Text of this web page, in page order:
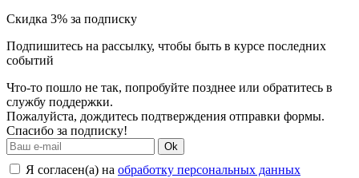
Скидка 3% за подписку
Подпишитесь на рассылку, чтобы быть в курсе последних
событий
Что-то пошло не так, попробуйте позднее или обратитесь в
службу поддержки.
Пожалуйста, дождитесь подтверждения отправки формы.
Спасибо за подписку!
Ok
Я согласен(а) на обработку персональных данных